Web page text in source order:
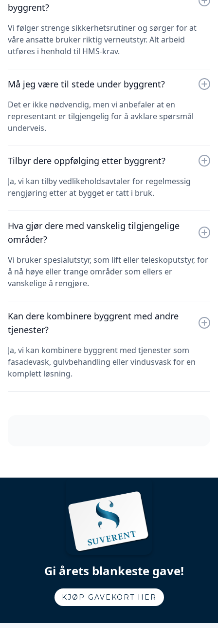
byggrent?
Vi følger strenge sikkerhetsrutiner og sørger for at
våre ansatte bruker riktig verneutstyr. Alt arbeid
utføres i henhold til HMS-krav.
Må jeg være til stede under byggrent?
Det er ikke nødvendig, men vi anbefaler at en
representant er tilgjengelig for å avklare spørsmål
underveis.
Tilbyr dere oppfølging etter byggrent?
Ja, vi kan tilby vedlikeholdsavtaler for regelmessig
rengjøring etter at bygget er tatt i bruk.
Hva gjør dere med vanskelig tilgjengelige
områder?
Vi bruker spesialutstyr, som lift eller teleskoputstyr, for
å nå høye eller trange områder som ellers er
vanskelige å rengjøre.
Kan dere kombinere byggrent med andre
tjenester?
Ja, vi kan kombinere byggrent med tjenester som
fasadevask, gulvbehandling eller vindusvask for en
komplett løsning.
Gi årets blankeste gave!
KJØP GAVEKORT HER